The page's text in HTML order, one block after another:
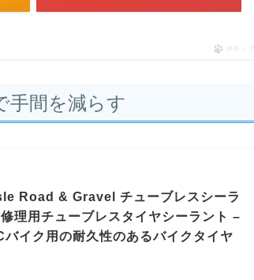
ポチップ
手間を減らす
Road & Gravel チューブレスシーラ
理用チューブレスタイヤシーラント –
イク用の耐久性のあるバイクタイヤ